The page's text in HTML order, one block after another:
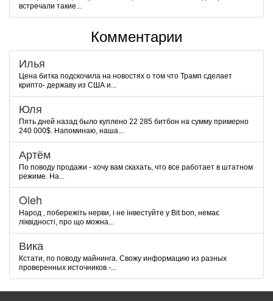
встречали такие...
Комментарии
Илья
Цена битка подскочила на новостях о том что Трамп сделает
крипто- державу из США и...
Юля
Пять дней назад было куплено 22 285 битбон на сумму примерно
240 000$. Напоминаю, наша...
Артём
По поводу продажи - хочу вам скахать, что все работает в штатном
режиме. На...
Oleh
Народ , побережіть нерви, і не інвестуйте у Bit bon, немає
ліквідності, про що можна...
Вика
Кстати, по поводу майнинга. Свожу информацию из разных
проверенных источников -...